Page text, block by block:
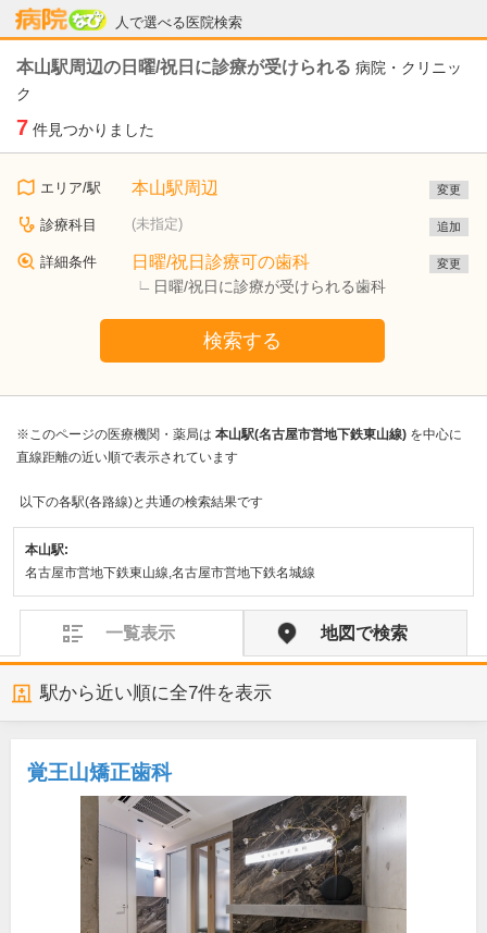
人で選べる医院検索
病院なび
本山駅周辺の日曜/祝日に診療が受けられる 病院・クリニッ
ク
7 件見つかりました
エリア/駅 本山駅周辺 変更
診療科目 (未指定) 追加
詳細条件 日曜/祝日診療可の歯科
日曜/祝日に診療が受けられる歯科
変更
検索する
※このページの医療機関・薬局は 本山駅(名古屋市営地下鉄東山線) を中心に
直線距離の近い順で表示されています
以下の各駅(各路線)と共通の検索結果です
本山駅:
名古屋市営地下鉄東山線,名古屋市営地下鉄名城線
一覧表示 地図で検索
駅から近い順に全7件を表示
覚王山矯正歯科